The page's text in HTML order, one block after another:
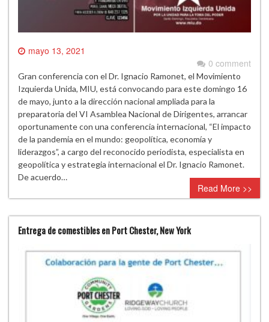
mayo 13, 2021
0 comment
Gran conferencia con el Dr. Ignacio Ramonet, el Movimiento
Izquierda Unida, MIU, está convocando para este domingo 16
de mayo, junto a la dirección nacional ampliada para la
preparatoria del VI Asamblea Nacional de Dirigentes, arrancar
oportunamente con una conferencia internacional, “El impacto
de la pandemia en el mundo: geopolítica, economía y
liderazgos”, a cargo del reconocido periodista, especialista en
geopolítica y estrategia internacional el Dr. Ignacio Ramonet.
De acuerdo…
Read More >>
Entrega de comestibles en Port Chester, New York